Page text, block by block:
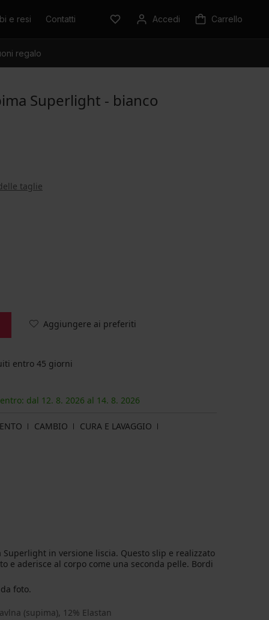
e resi Contatti Accedi Carrello
regalo
Superlight - bianco
taglie
Aggiungere ai preferiti
entro 45 giorni
dal 12. 8. 2026 al 14. 8. 2026
CAMBIO
CURA E LAVAGGIO
in versione liscia. Questo slip e realizzato
e aderisce al corpo come una seconda pelle. Bordi
foto.
(supima), 12% Elastan